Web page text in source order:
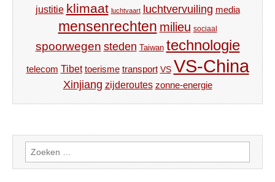
justitie klimaat luchtvaart luchtvervuiling media
mensenrechten milieu sociaal
spoorwegen steden Taiwan technologie
telecom Tibet toerisme transport VS VS-China
Xinjiang zijderoutes zonne-energie
Zoeken
naar: